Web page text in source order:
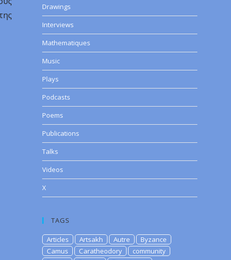
Drawings
Interviews
Mathematiques
Music
Plays
Podcasts
Poems
Publications
Talks
Videos
X
TAGS
Articles Artsakh Autre
Byzance
Camus
Caratheodory
community